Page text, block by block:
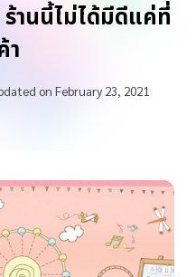
านนี้ไม่ได้มีดีแค่ที่
า
on February 23, 2021